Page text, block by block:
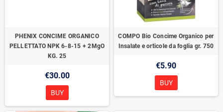
PHENIX CONCIME ORGANICO
PELLETTATO NPK 6-8-15 + 2MgO
KG. 25
€30.00
BUY
COMPO Bio Concime Organico per
Insalate e orticole da foglia gr. 750
€5.90
BUY